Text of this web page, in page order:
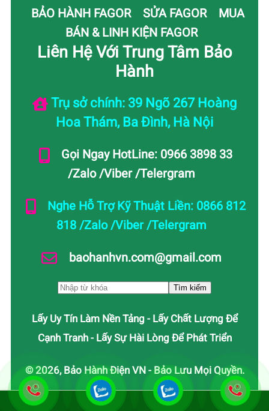
BẢO HÀNH FAGOR SỬA FAGOR
MUA
BÁN & LINH KIỆN FAGOR
Liên Hệ Với Trung Tâm Bảo
Hành
Trụ sở chính: 39 Ngõ 267 Hoàng
Hoa Thám, Ba Đình, Hà Nội
Gọi Ngay HotLine: 0966 3898 33
/Zalo /Viber /Telergram
Nghe Hỗ Trợ Kỹ Thuật Liền: 0866 812
818 /Zalo /Viber /Telergram
baohanhvn.com@gmail.com
Lấy Uy Tín Làm Nền Tảng - Lấy Chất Lượng Để
Cạnh Tranh - Lấy Sự Hài Lòng Để Phát Triển
© 2026, Bảo Hành Điện VN - Bảo Lưu Mọi Quyền.